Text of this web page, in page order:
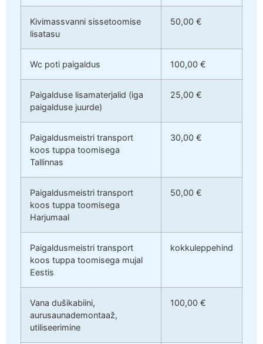
Kivimassvanni sissetoomise
lisatasu
50,00 €
Wc poti paigaldus 100,00 €
Paigalduse lisamaterjalid (iga
paigalduse juurde)
25,00 €
Paigaldusmeistri transport
koos tuppa toomisega
Tallinnas
30,00 €
Paigaldusmeistri transport
koos tuppa toomisega
Harjumaal
50,00 €
Paigaldusmeistri transport
koos tuppa toomisega mujal
Eestis
kokkuleppehind
Vana dušikabiini,
aurusaunademontaaž,
utiliseerimine
100,00 €